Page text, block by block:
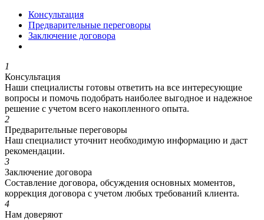
Консультация
Предварительные переговоры
Заключение договора
1
Консультация
Наши специалисты готовы ответить на все интересующие
вопросы и помочь подобрать наиболее выгодное и надежное
решение с учетом всего накопленного опыта.
2
Предварительные переговоры
Наш специалист уточнит необходимую информацию и даст
рекомендации.
3
Заключение договора
Составление договора, обсуждения основных моментов,
коррекция договора с учетом любых требований клиента.
4
Нам доверяют